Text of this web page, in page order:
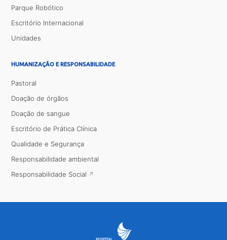
Parque Robótico
Escritório Internacional
Unidades
HUMANIZAÇÃO E RESPONSABILIDADE
Pastoral
Doação de órgãos
Doação de sangue
Escritório de Prática Clínica
Qualidade e Segurança
Responsabilidade ambiental
Responsabilidade Social